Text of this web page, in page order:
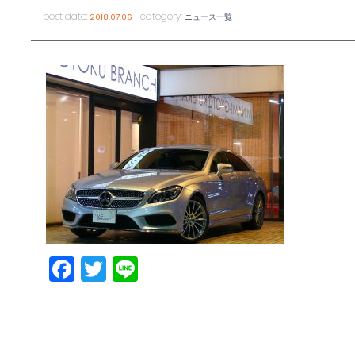
post date:2018.07.06 category: ニュース一覧
Facebook
Twitter